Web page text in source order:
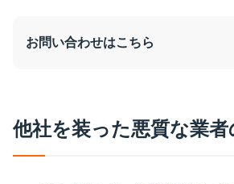
お問い合わせはこちら
他社を装った悪質な業者